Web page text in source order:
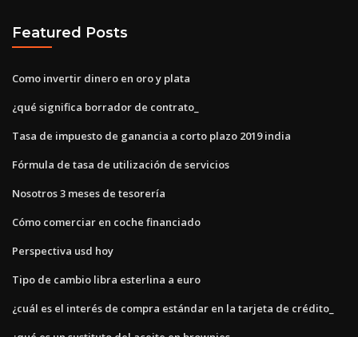
Featured Posts
Como invertir dinero en oro y plata
¿qué significa borrador de contrato_
Tasa de impuesto de ganancia a corto plazo 2019 india
Fórmula de tasa de utilización de servicios
Nosotros 3 meses de tesorería
Cómo comerciar en coche financiado
Perspectiva usd hoy
Tipo de cambio libra esterlina a euro
¿cuál es el interés de compra estándar en la tarjeta de crédito_